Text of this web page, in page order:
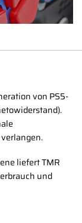
von PS5-
liefert TMR
und